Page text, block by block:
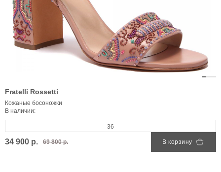
Fratelli Rossetti
Кожаные босоножки
В наличии:
36
34 900 р. 69 800 р. В корзину